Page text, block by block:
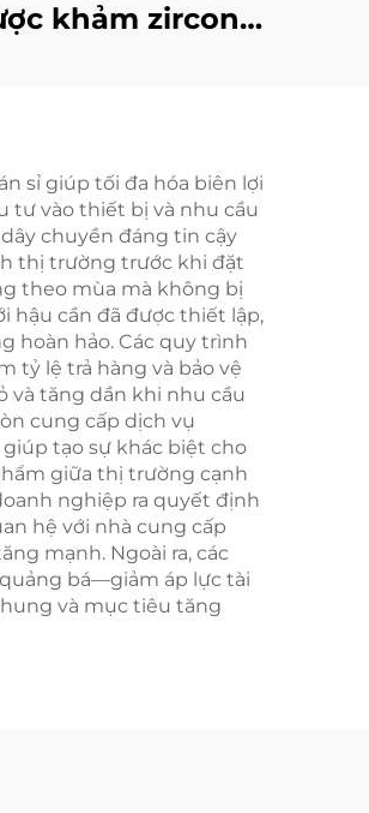
khảm zircon
sỉ giúp tối đa hóa biên lợi
tư vào thiết bị và nhu cầu
chuyền đáng tin cậy
thị trường trước khi đặt
theo mùa mà không bị
hậu cần đã được thiết lập,
hoàn hảo. Các quy trình
tỷ lệ trả hàng và bảo vệ
và tăng dần khi nhu cầu
cung cấp dịch vụ
tạo sự khác biệt cho
giữa thị trường cạnh
nghiệp ra quyết định
hệ với nhà cung cấp
mạnh. Ngoài ra, các
bá—giảm áp lực tài
và mục tiêu tăng